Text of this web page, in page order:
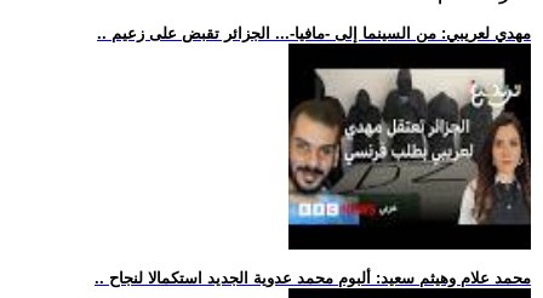
.. مهدي لعريبي: من السينما إلى -مافيا-... الجزائر تقبض على زعيم
.. محمد علام وهيثم سعيد: ألبوم محمد عدوية الجديد استكمالا لنجاح